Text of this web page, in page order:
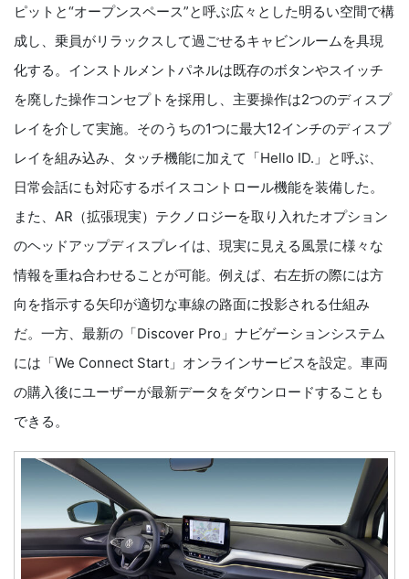
ピットと“オープンスペース”と呼ぶ広々とした明るい空間で構
成し、乗員がリラックスして過ごせるキャビンルームを具現
化する。インストルメントパネルは既存のボタンやスイッチ
を廃した操作コンセプトを採用し、主要操作は2つのディスプ
レイを介して実施。そのうちの1つに最大12インチのディスプ
レイを組み込み、タッチ機能に加えて「Hello ID.」と呼ぶ、
日常会話にも対応するボイスコントロール機能を装備した。
また、AR（拡張現実）テクノロジーを取り入れたオプション
のヘッドアップディスプレイは、現実に見える風景に様々な
情報を重ね合わせることが可能。例えば、右左折の際には方
向を指示する矢印が適切な車線の路面に投影される仕組み
だ。一方、最新の「Discover Pro」ナビゲーションシステム
には「We Connect Start」オンラインサービスを設定。車両
の購入後にユーザーが最新データをダウンロードすることも
できる。